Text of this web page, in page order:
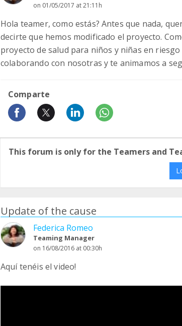
on 01/05/2017 at 21:11h
Hola teamer, como estás? Antes que nada,
decirte que hemos modificado el proyecto.
proyecto de salud para niños y niñas en
colaborando con nosotras y te animamos a
Comparte
This forum is only for the Teamers and
Update of the cause
Federica Romeo
Teaming Manager
on 16/08/2016 at 00:30h
Aquí tenéis el video!